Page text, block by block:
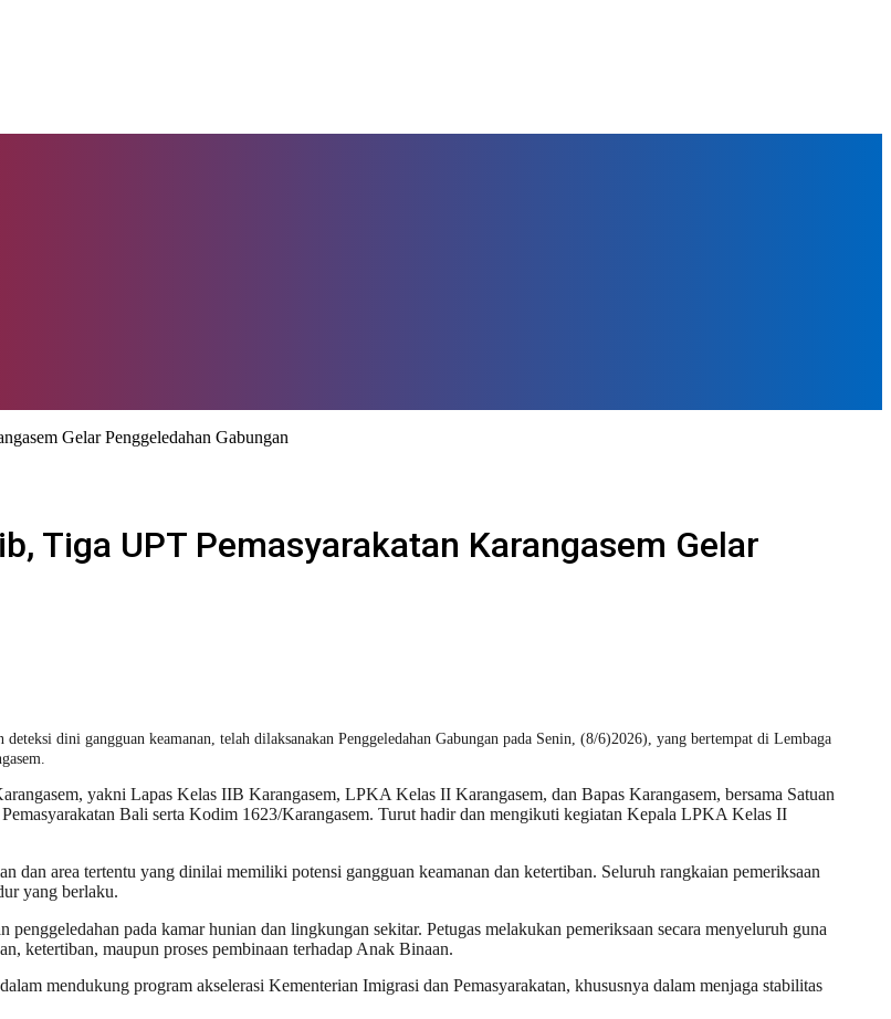
Gelar Penggeledahan Gabungan
Tiga UPT Pemasyarakatan Karangasem Gelar
dini gangguan keamanan, telah dilaksanakan Penggeledahan Gabungan pada Senin, (8/6)2026), yang bertempat di Lembaga
yakni Lapas Kelas IIB Karangasem, LPKA Kelas II Karangasem, dan Bapas Karangasem, bersama Satuan
Bali serta Kodim 1623/Karangasem. Turut hadir dan mengikuti kegiatan Kepala LPKA Kelas II
area tertentu yang dinilai memiliki potensi gangguan keamanan dan ketertiban. Seluruh rangkaian pemeriksaan
yang berlaku.
pada kamar hunian dan lingkungan sekitar. Petugas melakukan pemeriksaan secara menyeluruh guna
ketertiban, maupun proses pembinaan terhadap Anak Binaan.
mendukung program akselerasi Kementerian Imigrasi dan Pemasyarakatan, khususnya dalam menjaga stabilitas